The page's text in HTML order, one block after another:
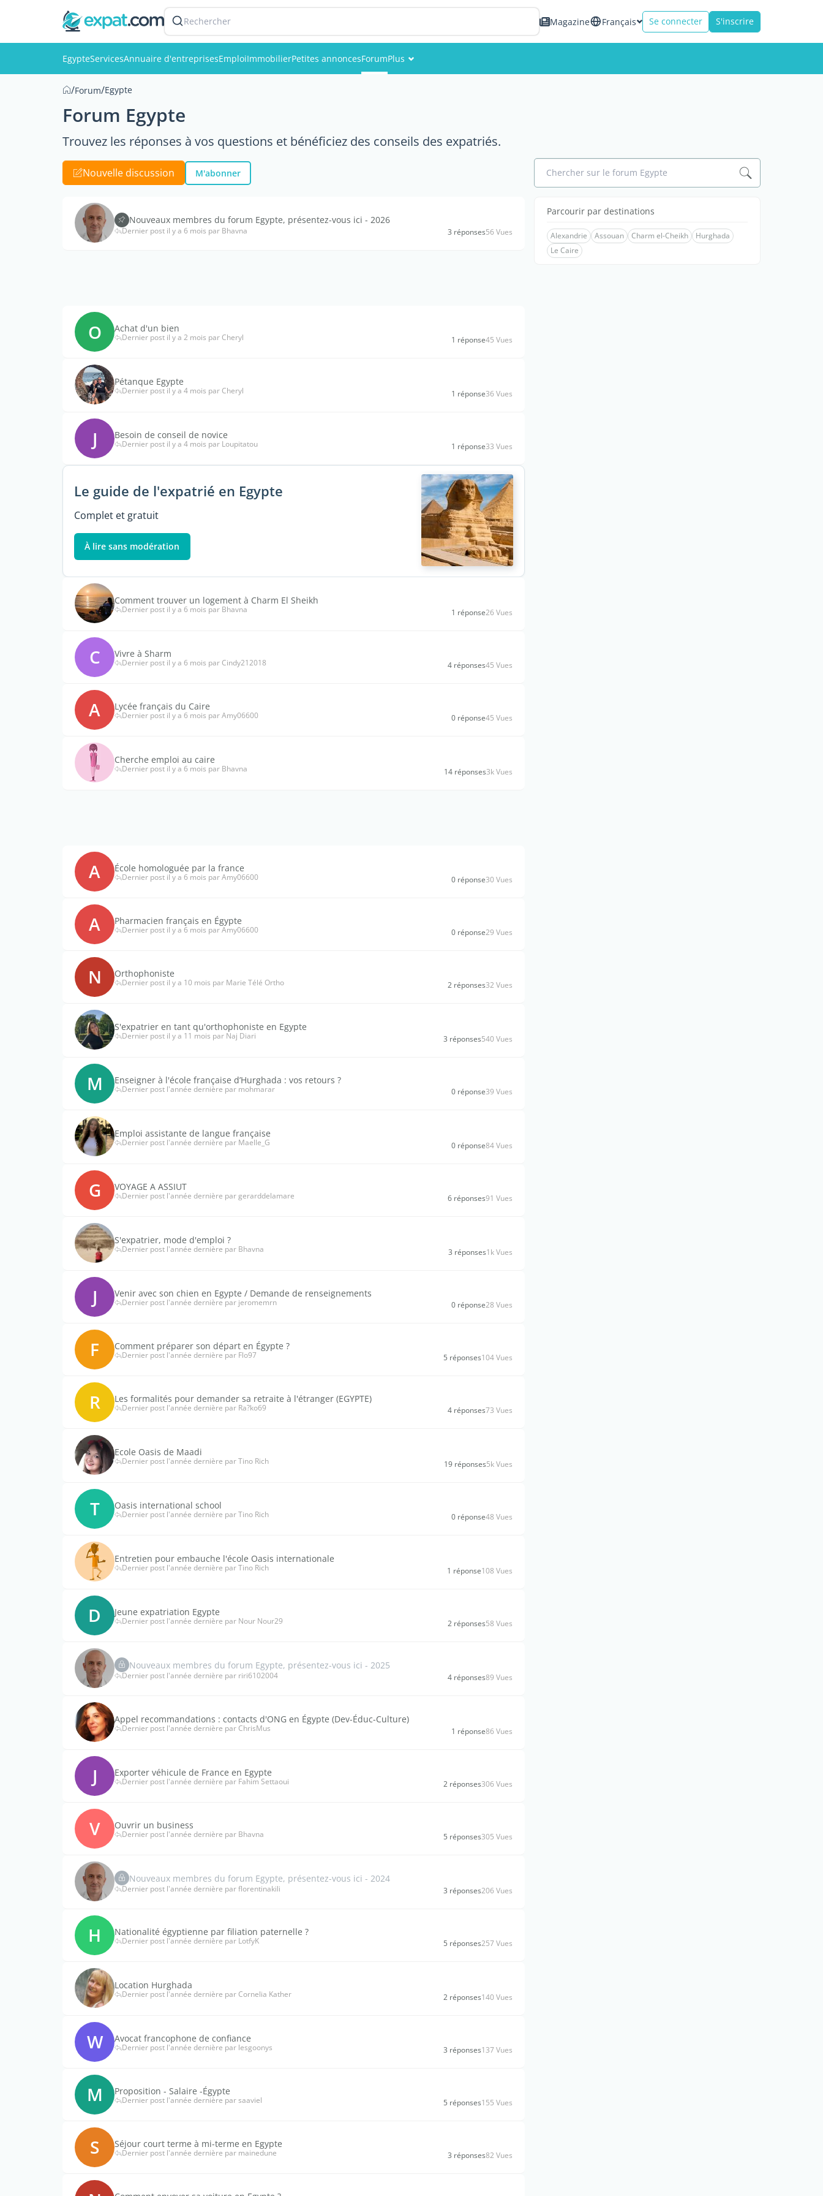
Rechercher Magazine Français Se connecter S'inscrire
EgypteServicesAnnuaire d'entreprisesEmploiImmobilierPetites annoncesForumPlus
Photos
/Forum/Egypte
Forum Egypte
Trouvez les réponses à vos questions et bénéficiez des conseils des expatriés.
Nouvelle discussion M'abonner Chercher sur le forum Egypte
Nouveaux membres du forum Egypte, présentez-vous ici - 2026
Dernier post il y a 6 mois par Bhavna 3 réponses56 Vues
O Achat d'un bien
Dernier post il y a 2 mois par Cheryl 1 réponse45 Vues
Pétanque Egypte
Dernier post il y a 4 mois par Cheryl 1 réponse36 Vues
J Besoin de conseil de novice
Dernier post il y a 4 mois par Loupitatou 1 réponse33 Vues
Le guide de l'expatrié en Egypte
Complet et gratuit
À lire sans modération
Comment trouver un logement à Charm El Sheikh
Dernier post il y a 6 mois par Bhavna 1 réponse26 Vues
C Vivre à Sharm
Dernier post il y a 6 mois par Cindy212018 4 réponses45 Vues
A Lycée français du Caire
Dernier post il y a 6 mois par Amy06600 0 réponse45 Vues
Cherche emploi au caire
Dernier post il y a 6 mois par Bhavna 14 réponses3k Vues
A École homologuée par la france
Dernier post il y a 6 mois par Amy06600 0 réponse30 Vues
A Pharmacien français en Égypte
Dernier post il y a 6 mois par Amy06600 0 réponse29 Vues
N Orthophoniste
Dernier post il y a 10 mois par Marie Télé Ortho 2 réponses32 Vues
S'expatrier en tant qu'orthophoniste en Egypte
Dernier post il y a 11 mois par Naj Diari 3 réponses540 Vues
M Enseigner à l'école française d’Hurghada : vos retours ?
Dernier post l'année dernière par mohmarar 0 réponse39 Vues
Emploi assistante de langue française
Dernier post l'année dernière par Maelle_G 0 réponse84 Vues
G VOYAGE A ASSIUT
Dernier post l'année dernière par gerarddelamare 6 réponses91 Vues
S'expatrier, mode d'emploi ?
Dernier post l'année dernière par Bhavna 3 réponses1k Vues
J Venir avec son chien en Egypte / Demande de renseignements
Dernier post l'année dernière par jeromemrn 0 réponse28 Vues
F Comment préparer son départ en Égypte ?
Dernier post l'année dernière par Flo97 5 réponses104 Vues
R Les formalités pour demander sa retraite à l'étranger (EGYPTE)
Dernier post l'année dernière par Ra?ko69 4 réponses73 Vues
Ecole Oasis de Maadi
Dernier post l'année dernière par Tino Rich 19 réponses5k Vues
T Oasis international school
Dernier post l'année dernière par Tino Rich 0 réponse48 Vues
Entretien pour embauche l'école Oasis internationale
Dernier post l'année dernière par Tino Rich 1 réponse108 Vues
D Jeune expatriation Egypte
Dernier post l'année dernière par Nour Nour29 2 réponses58 Vues
Nouveaux membres du forum Egypte, présentez-vous ici - 2025
Dernier post l'année dernière par riri6102004 4 réponses89 Vues
Appel recommandations : contacts d'ONG en Égypte (Dev-Éduc-Culture)
Dernier post l'année dernière par ChrisMus 1 réponse86 Vues
J Exporter véhicule de France en Egypte
Dernier post l'année dernière par Fahim Settaoui 2 réponses306 Vues
V Ouvrir un business
Dernier post l'année dernière par Bhavna 5 réponses305 Vues
Nouveaux membres du forum Egypte, présentez-vous ici - 2024
Dernier post l'année dernière par florentinakili 3 réponses206 Vues
H Nationalité égyptienne par filiation paternelle ?
Dernier post l'année dernière par LotfyK 5 réponses257 Vues
Location Hurghada
Dernier post l'année dernière par Cornelia Kather 2 réponses140 Vues
W Avocat francophone de confiance
Dernier post l'année dernière par lesgoonys 3 réponses137 Vues
M Proposition - Salaire -Égypte
Dernier post l'année dernière par saaviel 5 réponses155 Vues
S Séjour court terme à mi-terme en Egypte
Dernier post l'année dernière par mainedune 3 réponses82 Vues
Parcourir par destinations
Alexandrie Assouan Charm el-Cheikh
Hurghada
Le Caire